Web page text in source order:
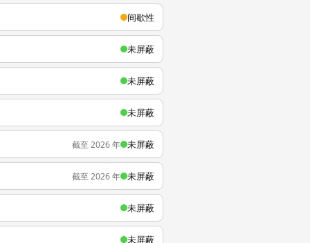
间歇性
未屏蔽
未屏蔽
未屏蔽
截至 2026 年 未屏蔽
截至 2026 年 未屏蔽
未屏蔽
未屏蔽